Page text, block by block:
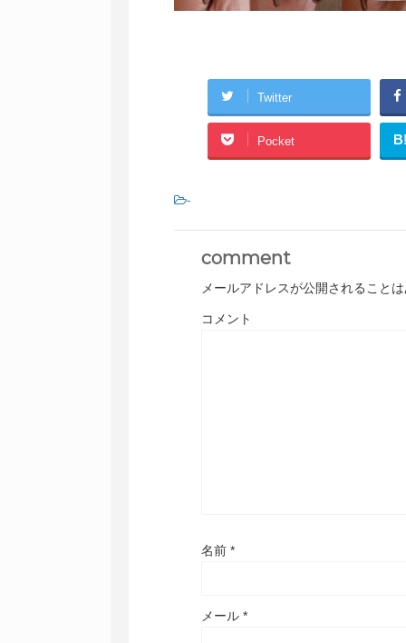
Twitter
Pocket
-
comment
メールアドレスが公開されること
コメント
名前 *
メール *